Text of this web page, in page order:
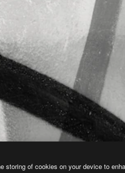
storing of cookies on your device to